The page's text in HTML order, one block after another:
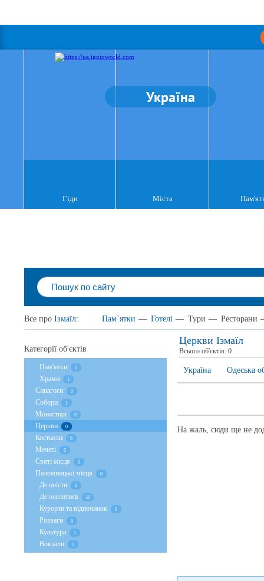
Україна
Гіди Міста
Все про Ізмаїл: Пам`ятки — Готелі — Тури — Ресторани
Церкви Ізмаїл
Всього об'єктів: 0
Україна Одеська
На жаль, сюди ще не
Категорії об'єктів
Пам'ятки 2
Храми 1
Cинагоги 0
Собори 1
Монастирі 0
Церкви 0
Костьоли 0
Мечеті 0
Святі місця 0
Паломницькі місця 0
Де поїсти 0
Де оселитися 36
Курорти та відпочинок 0
Розваги 0
Культура 1
Вокзали 1